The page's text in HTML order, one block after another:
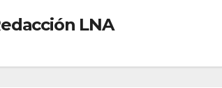
LNA